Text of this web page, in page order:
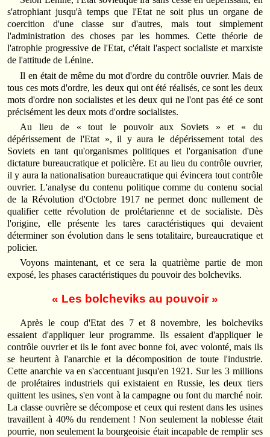
s'atrophiant jusqu'à temps que l'Etat ne soit plus un organe de
coercition d'une classe sur d'autres, mais tout simplement
l'administration des choses par les hommes. Cette théorie de
l'atrophie progressive de l'Etat, c'était l'aspect socialiste et marxiste
de l'attitude de Lénine.
Il en était de même du mot d'ordre du contrôle ouvrier. Mais de
tous ces mots d'ordre, les deux qui ont été réalisés, ce sont les deux
mots d'ordre non socialistes et les deux qui ne l'ont pas été ce sont
précisément les deux mots d'ordre socialistes.
Au lieu de « tout le pouvoir aux Soviets » et « du
dépérissement de l'Etat », il y aura le dépérissement total des
Soviets en tant qu'organismes politiques et l'organisation d'une
dictature bureaucratique et policière. Et au lieu du contrôle ouvrier,
il y aura la nationalisation bureaucratique qui évincera tout contrôle
ouvrier. L'analyse du contenu politique comme du contenu social
de la Révolution d'Octobre 1917 ne permet donc nullement de
qualifier cette révolution de prolétarienne et de socialiste. Dès
l'origine, elle présente les tares caractéristiques qui devaient
déterminer son évolution dans le sens totalitaire, bureaucratique et
policier.
Voyons maintenant, et ce sera la quatrième partie de mon
exposé, les phases caractéristiques du pouvoir des bolcheviks.
« Les bolcheviks au pouvoir »
Après le coup d'Etat des 7 et 8 novembre, les bolcheviks
essaient d'appliquer leur programme. Ils essaient d'appliquer le
contrôle ouvrier et ils le font avec bonne foi, avec volonté, mais ils
se heurtent à l'anarchie et la décomposition de toute l'industrie.
Cette anarchie va en s'accentuant jusqu'en 1921. Sur les 3 millions
de prolétaires industriels qui existaient en Russie, les deux tiers
quittent les usines, s'en vont à la campagne ou font du marché noir.
La classe ouvrière se décompose et ceux qui restent dans les usines
travaillent à 40% du rendement ! Non seulement la noblesse était
pourrie, non seulement la bourgeoisie était incapable de remplir ses